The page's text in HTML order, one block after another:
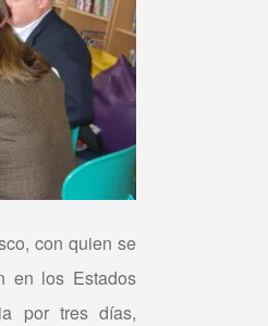
con quien se
en los Estados
por tres días,